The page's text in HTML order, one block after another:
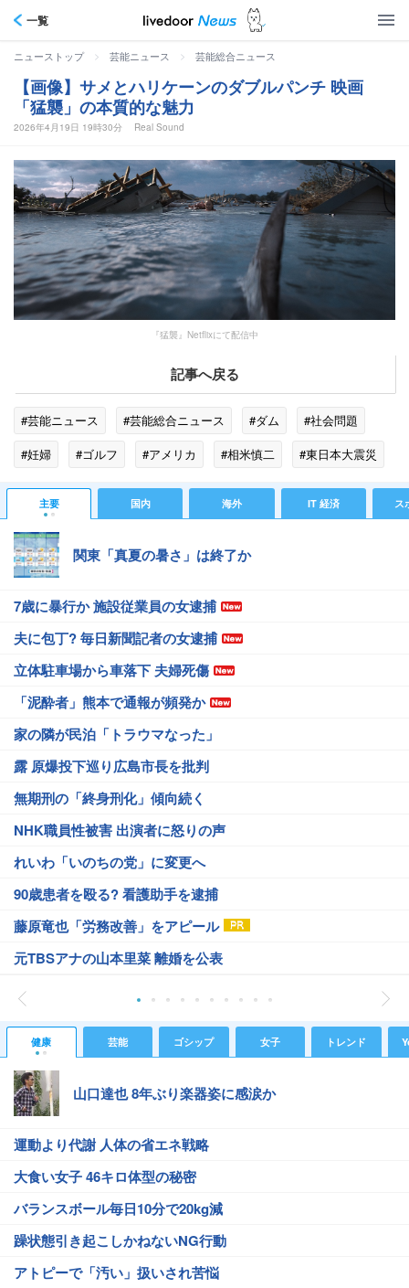
一覧
ニューストップ > 芸能ニュース > 芸能総合ニュース
【画像】サメとハリケーンのダブルパンチ 映画
「猛襲」の本質的な魅力
2026年4月19日 19時30分 Real Sound
『猛襲』Netflixにて配信中
記事へ戻る
#芸能ニュース #芸能総合ニュース #ダム
#社会問題
#妊婦
#ゴルフ #アメリカ #相米慎二
#東日本大震災
#パン
#Netflix #ピル #洪水 #ゴリ
#フロリダ
#魔女
#津波
主要 国内 海外 IT 経済 ス
関東「真夏の暑さ」は終了か
7歳に暴行か 施設従業員の女逮捕
夫に包丁? 毎日新聞記者の女逮捕
立体駐車場から車落下 夫婦死傷
「泥酔者」熊本で通報が頻発か
家の隣が民泊「トラウマなった」
露 原爆投下巡り広島市長を批判
無期刑の「終身刑化」傾向続く
NHK職員性被害 出演者に怒りの声
れいわ「いのちの党」に変更へ
90歳患者を殴る? 看護助手を逮捕
藤原竜也「労務改善」をアピール
元TBSアナの山本里菜 離婚を公表
健康 芸能 ゴシップ 女子 トレンド
山口達也 8年ぶり楽器姿に感涙か
運動より代謝 人体の省エネ戦略
大食い女子 46キロ体型の秘密
バランスボール毎日10分で20kg減
躁状態引き起こしかねないNG行動
アトピーで「汚い」扱いされ苦悩